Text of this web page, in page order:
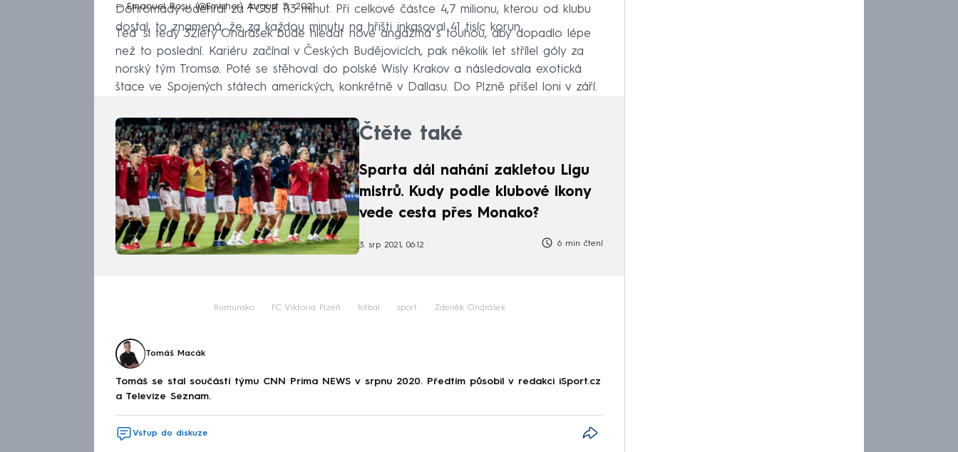
— Emanuel Roşu (@Emishor) August 3, 2021
Dohromady odehrál za FCSB 113 minut. Při celkové částce 4,7 milionu, kterou od klubu
dostal, to znamená, že za každou minutu na hřišti inkasoval 41 tisíc korun.
Teď si tedy 32letý Ondrášek bude hledat nové angažmá s touhou, aby dopadlo lépe
než to poslední. Kariéru začínal v Českých Budějovicích, pak několik let střílel góly za
norský tým Tromsø. Poté se stěhoval do polské Wisly Krakov a následovala exotická
štace ve Spojených státech amerických, konkrétně v Dallasu. Do Plzně přišel loni v září.
Čtěte také
Sparta dál nahání zakletou Ligu
mistrů. Kudy podle klubové ikony
vede cesta přes Monako?
3. srp 2021, 06:12 6 min čtení
Rumunsko FC Viktoria Plzeň fotbal sport Zdeněk Ondrášek
Tomáš Macák
Tomáš se stal součástí týmu CNN Prima NEWS v srpnu 2020. Předtím působil v redakci iSport.cz
a Televize Seznam.
Vstup do diskuze